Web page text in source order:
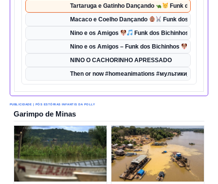
Tartaruga e Gatinho Dançando Funk dos
Macaco e Coelho Dançando Funk dos
Nino e os Amigos Funk dos Bichinhos | Dança
Nino e os Amigos – Funk dos Bichinhos
NINO O CACHORINHO APRESSADO
Then or now #homeanimations
PUBLICIDADE | PÓS ESTÓRIAS INFANTIS DA POLLY
Garimpo de Minas